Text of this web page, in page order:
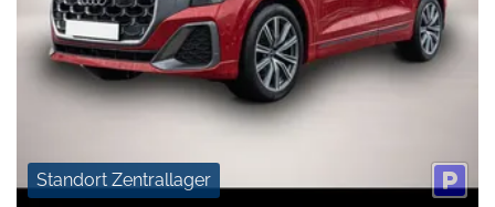
Standort Zentrallager